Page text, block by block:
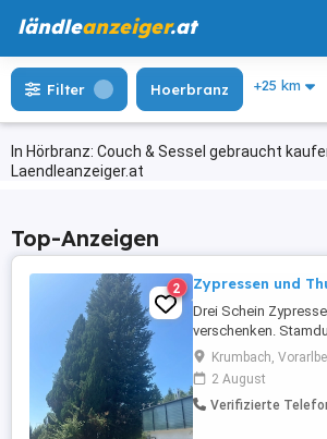
ländleanzeiger.at
In Hörbranz: Couch & Sessel gebraucht
Laendleanzeiger.at
Filter Hoerbranz
Top-Anzeigen
2 Zypressen und
Drei Schein
verschenken.
ca. 40 cm, ca. 15 m
Gehölze müssen
werden und
mitgenommen
Krumbach,
2 August
Verifizierte